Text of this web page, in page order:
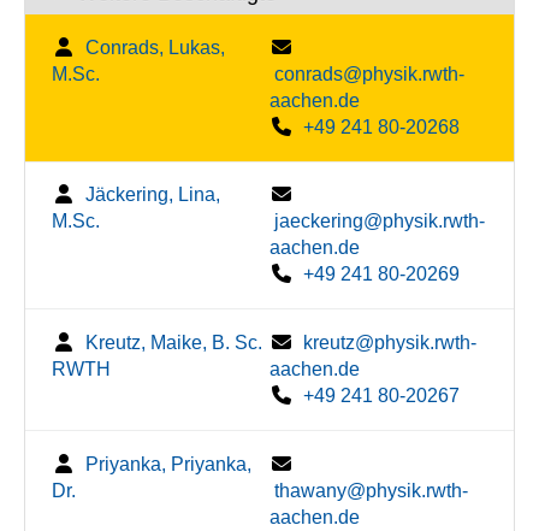
Conrads, Lukas,
M.Sc.
conrads@physik.rwth-
aachen.de
+49 241 80-20268
Jäckering, Lina,
M.Sc.
jaeckering@physik.rwth-
aachen.de
+49 241 80-20269
Kreutz, Maike, B. Sc.
RWTH
kreutz@physik.rwth-
aachen.de
+49 241 80-20267
Priyanka, Priyanka,
Dr.
thawany@physik.rwth-
aachen.de